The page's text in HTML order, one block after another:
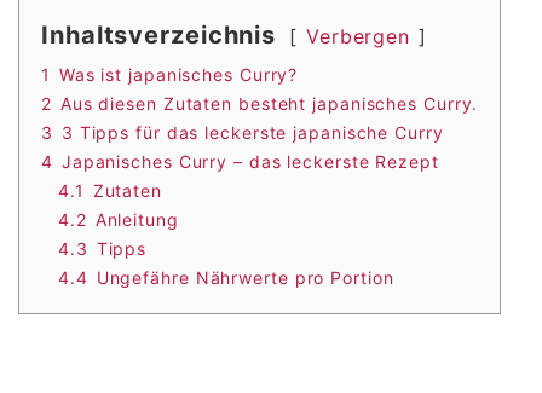
Inhaltsverzeichnis Verbergen
1 Was ist japanisches Curry?
2 Aus diesen Zutaten besteht japanisches Curry.
3 3 Tipps für das leckerste japanische Curry
4 Japanisches Curry – das leckerste Rezept
4.1 Zutaten
4.2 Anleitung
4.3 Tipps
4.4 Ungefähre Nährwerte pro Portion